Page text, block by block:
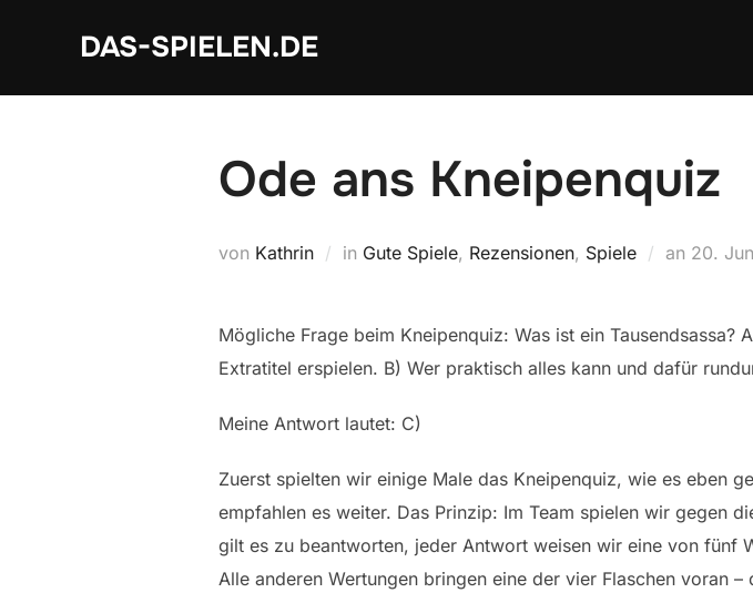
DAS-SPIELEN.DE
Ode ans Kneipenquiz
von Kathrin in Gute Spiele, Rezensionen, Spiele an 20.
Mögliche Frage beim Kneipenquiz: Was ist ein
Extratitel erspielen. B) Wer praktisch alles kann und dafür
Meine Antwort lautet: C)
Zuerst spielten wir einige Male das Kneipenquiz, wie es eben
empfahlen es weiter. Das Prinzip: Im Team spielen wir gegen
gilt es zu beantworten, jeder Antwort weisen wir eine von fünf
Alle anderen Wertungen bringen eine der vier Flaschen voran